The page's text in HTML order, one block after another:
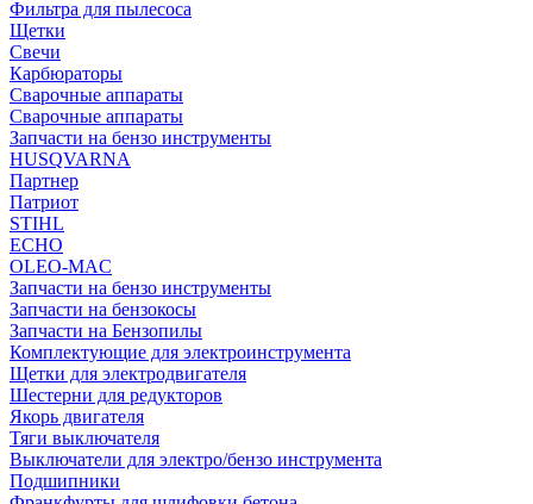
Фильтра для пылесоса
Щетки
Свечи
Карбюраторы
Сварочные аппараты
Сварочные аппараты
Запчасти на бензо инструменты
HUSQVARNA
Партнер
Патриот
STIHL
ECHO
OLEO-MAC
Запчасти на бензо инструменты
Запчасти на бензокосы
Запчасти на Бензопилы
Комплектующие для электроинструмента
Щетки для электродвигателя
Шестерни для редукторов
Якорь двигателя
Тяги выключателя
Выключатели для электро/бензо инструмента
Подшипники